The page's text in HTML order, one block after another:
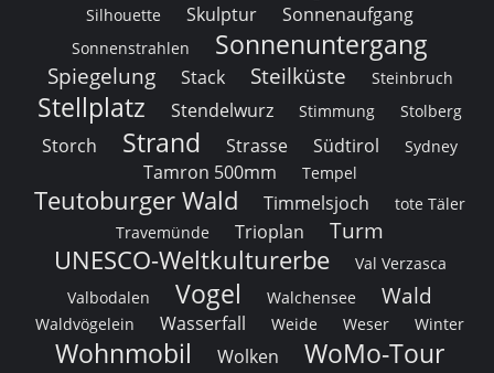
Silhouette
Skulptur Sonnenaufgang
Sonnenstrahlen Sonnenuntergang
Spiegelung Stack Steilküste Steinbruch
Stellplatz Stendelwurz Stimmung Stolberg
Storch Strand Strasse Südtirol Sydney
Tamron 500mm Tempel
Teutoburger Wald Timmelsjoch
tote Täler
Travemünde
Trioplan Turm
UNESCO-Weltkulturerbe
Val Verzasca
Valbodalen
Vogel Walchensee Wald
Waldvögelein Wasserfall Weide Weser Winter
Wohnmobil Wolken WoMo-Tour